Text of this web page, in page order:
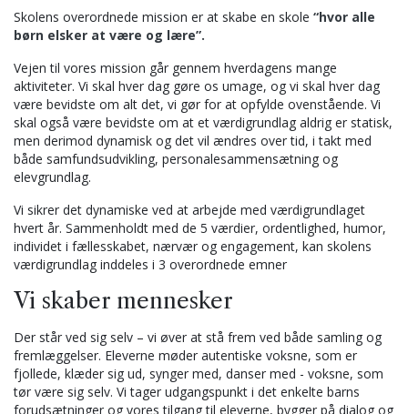
Skolens overordnede mission er at skabe en skole “hvor alle
børn elsker at være og lære”.
Vejen til vores mission går gennem hverdagens mange
aktiviteter. Vi skal hver dag gøre os umage, og vi skal hver dag
være bevidste om alt det, vi gør for at opfylde ovenstående. Vi
skal også være bevidste om at et værdigrundlag aldrig er statisk,
men derimod dynamisk og det vil ændres over tid, i takt med
både samfundsudvikling, personalesammensætning og
elevgrundlag.
Vi sikrer det dynamiske ved at arbejde med værdigrundlaget
hvert år. Sammenholdt med de 5 værdier, ordentlighed, humor,
individet i fællesskabet, nærvær og engagement, kan skolens
værdigrundlag inddeles i 3 overordnede emner
Vi skaber mennesker
Der står ved sig selv – vi øver at stå frem ved både samling og
fremlæggelser. Eleverne møder autentiske voksne, som er
fjollede, klæder sig ud, synger med, danser med - voksne, som
tør være sig selv. Vi tager udgangspunkt i det enkelte barns
forudsætninger og vores tilgang til eleverne, bygger på dialog og